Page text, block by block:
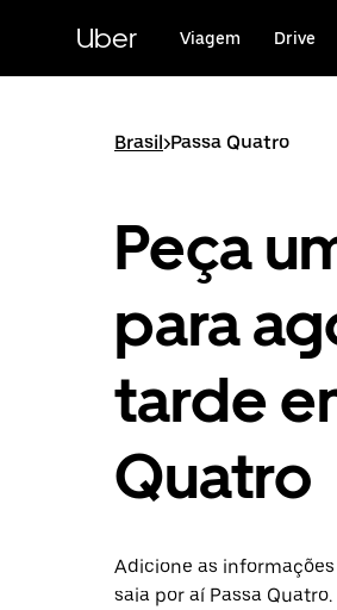
conteúdo
Uber Viagem Drive
Brasil>Passa Quatro
Peça
para
tarde
Quatro
Adicione as
saia por aí Passa